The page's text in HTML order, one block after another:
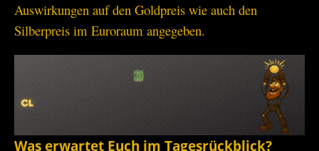
Auswirkungen auf den Goldpreis wie auch den
Silberpreis im Euroraum angegeben.
Was erwartet Euch im Tagesrückblick?